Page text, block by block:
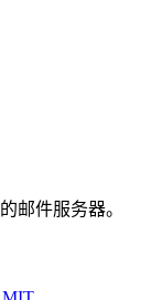
邮件服务器。